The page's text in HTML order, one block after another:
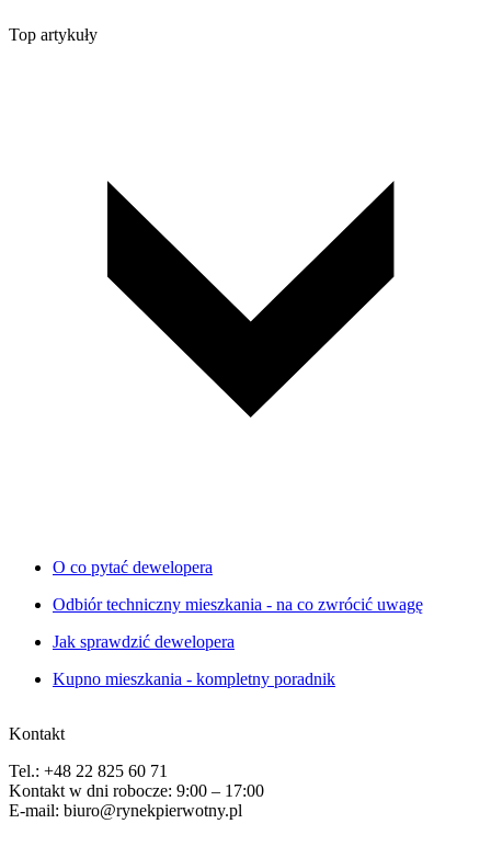
Top artykuły
O co pytać dewelopera
Odbiór techniczny mieszkania - na co zwrócić uwagę
Jak sprawdzić dewelopera
Kupno mieszkania - kompletny poradnik
Kontakt
Tel.: +48 22 825 60 71
Kontakt w dni robocze: 9:00 – 17:00
E-mail: biuro@rynekpierwotny.pl